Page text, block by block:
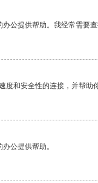
公提供帮助。我经常需要
和安全性的连接，并帮助
公提供帮助。